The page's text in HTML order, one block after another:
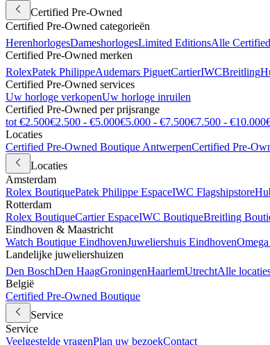
Certified Pre-Owned
Certified Pre-Owned categorieën
HerenhorlogesDameshorlogesLimited EditionsAlle Certified
Certified Pre-Owned merken
RolexPatek PhilippeAudemars PiguetCartierIWCBreitling
Certified Pre-Owned services
Uw horloge verkopenUw horloge inruilen
Certified Pre-Owned per prijsrange
tot €2.500€2.500 - €5.000€5.000 - €7.500€7.500 - €10.000
Locaties
Certified Pre-Owned Boutique AntwerpenCertified Pre-
Locaties
Amsterdam
Rolex BoutiquePatek Philippe EspaceIWC Flagshipstore
Rotterdam
Rolex BoutiqueCartier EspaceIWC BoutiqueBreitling
Eindhoven & Maastricht
Watch Boutique EindhovenJuweliershuis Eindhoven
Landelijke juweliershuizen
Den BoschDen HaagGroningenHaarlemUtrechtAlle
België
Certified Pre-Owned Boutique
Service
Service
Veelgestelde vragenPlan uw bezoekContact